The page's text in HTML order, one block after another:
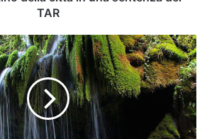
TAR